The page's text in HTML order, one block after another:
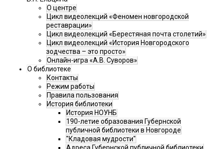
О центре
Цикл видеолекций «Феномен новгородской
реставрации»
Цикл видеолекций «Берестяная почта столетий»
Цикл видеолекций «История Новгородского
зодчества – это просто»
Онлайн-игра «А.В. Суворов»
О библиотеке
Контакты
Режим работы
Правила пользования
История библиотеки
История НОУНБ
190-летие образования Губернской
публичной библиотеки в Новгороде
"Кладовая мудрости"